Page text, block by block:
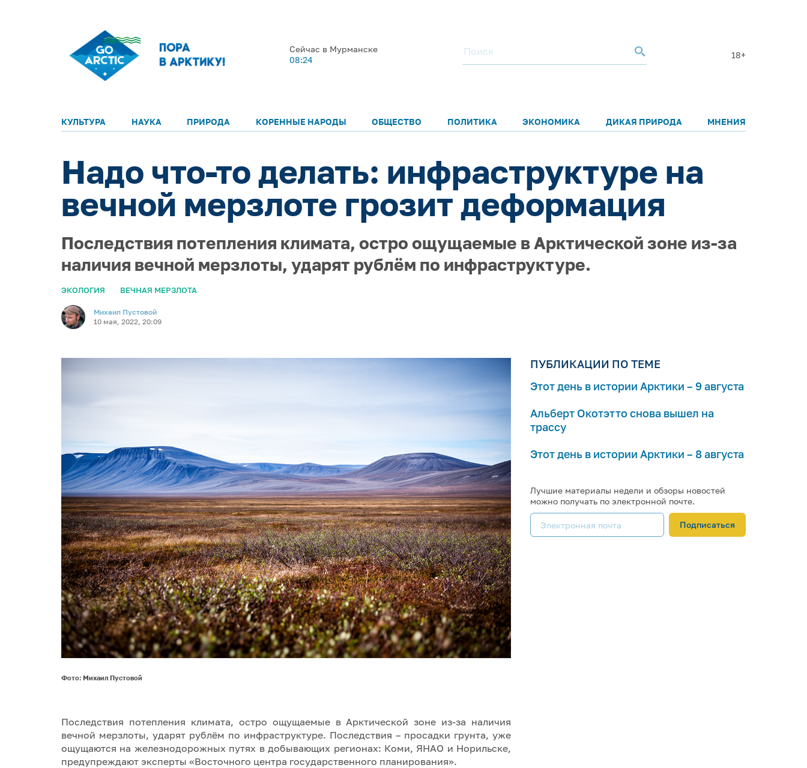
Сейчас в Мурманске
08:24
18+
КУЛЬТУРА НАУКА ПРИРОДА КОРЕННЫЕ НАРОДЫ ОБЩЕСТВО ПОЛИТИКА ЭКОНОМИКА ДИКАЯ ПРИРОДА МНЕНИЯ
Надо что-то делать: инфраструктуре на
вечной мерзлоте грозит деформация
Последствия потепления климата, остро ощущаемые в Арктической зоне из-за
наличия вечной мерзлоты, ударят рублём по инфраструктуре.
ЭКОЛОГИЯ ВЕЧНАЯ МЕРЗЛОТА
Михаил Пустовой
10 мая, 2022, 20:09
Фото: Михаил Пустовой
Последствия потепления климата, остро ощущаемые в Арктической зоне из-за наличия
вечной мерзлоты, ударят рублём по инфраструктуре. Последствия – просадки грунта, уже
ощущаются на железнодорожных путях в добывающих регионах: Коми, ЯНАО и Норильске,
предупреждают эксперты «Восточного центра государственного планирования».
ПУБЛИКАЦИИ ПО ТЕМЕ
Этот день в истории Арктики – 9 августа
Альберт Окотэтто снова вышел на
трассу
Этот день в истории Арктики – 8 августа
Лучшие материалы недели и обзоры новостей
можно получать по электронной почте.
Подписаться